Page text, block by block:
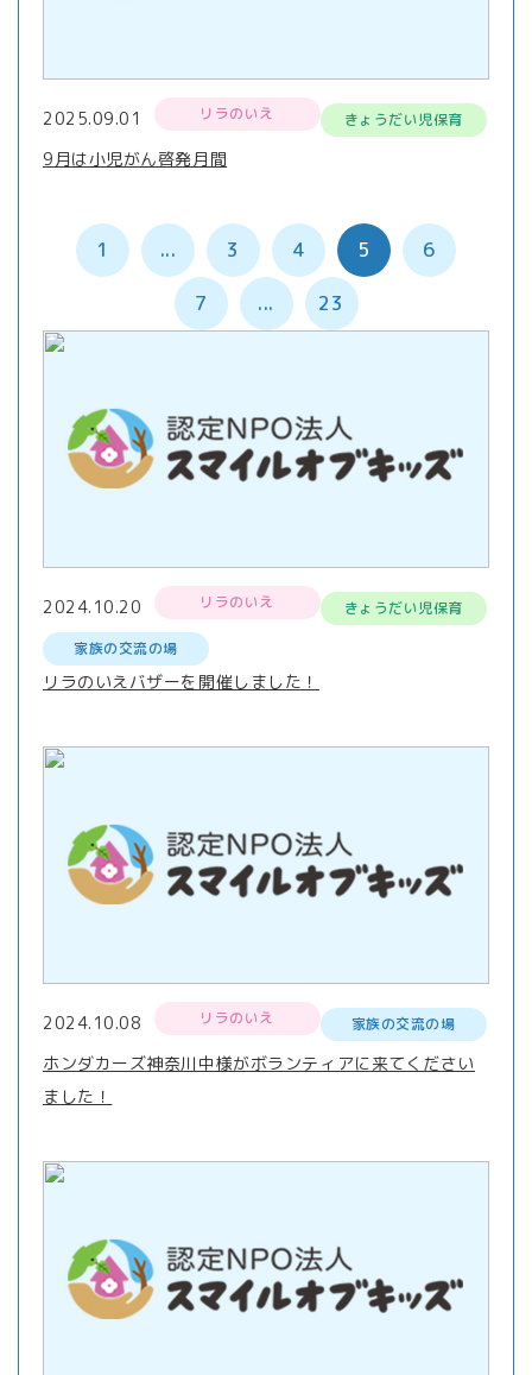
2025.09.01 リラのいえ きょうだい児保育
9月は小児がん啓発月間
1 ... 3 4 5 6
7 ... 23
2024.10.20 リラのいえ
きょうだい児保育
家族の交流の場
リラのいえバザーを開催しました！
2024.10.08 リラのいえ 家族の交流の場
ホンダカーズ神奈川中様がボランティアに来てください
ました！